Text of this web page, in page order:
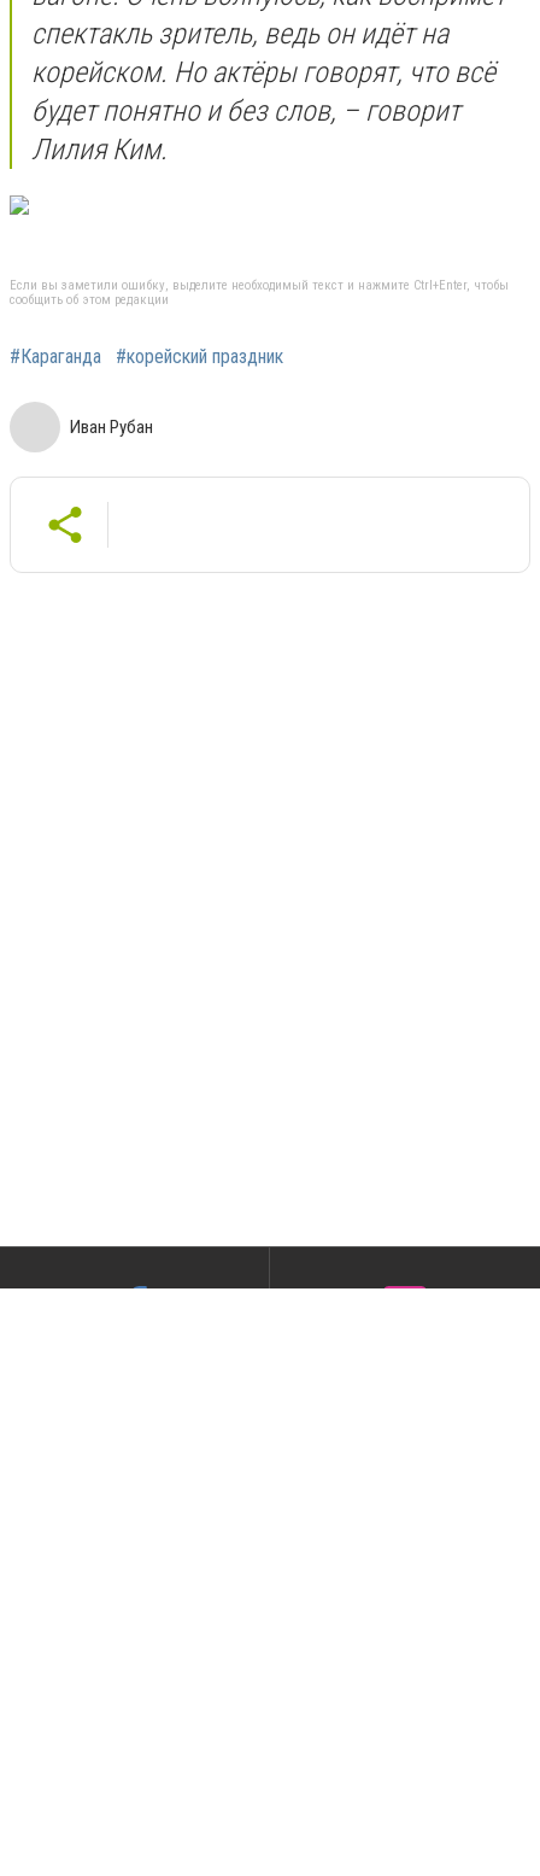
спектакль зритель, ведь он идёт на
корейском. Но актёры говорят, что всё
будет понятно и без слов, – говорит
Лилия Ким.
Если вы заметили ошибку, выделите необходимый текст и нажмите Ctrl+Enter, чтобы
сообщить об этом редакции
#Караганда #корейский праздник
Иван Рубан